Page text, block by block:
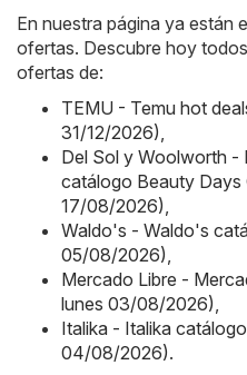
En nuestra página ya están
ofertas. Descubre hoy
ofertas de:
TEMU - Temu hot
31/12/2026)
Del Sol y Woolworth -
catálogo Beauty
17/08/2026)
Waldo's - Waldo's
05/08/2026)
Mercado Libre -
lunes 03/08/2026)
Italika - Italika
04/08/2026).